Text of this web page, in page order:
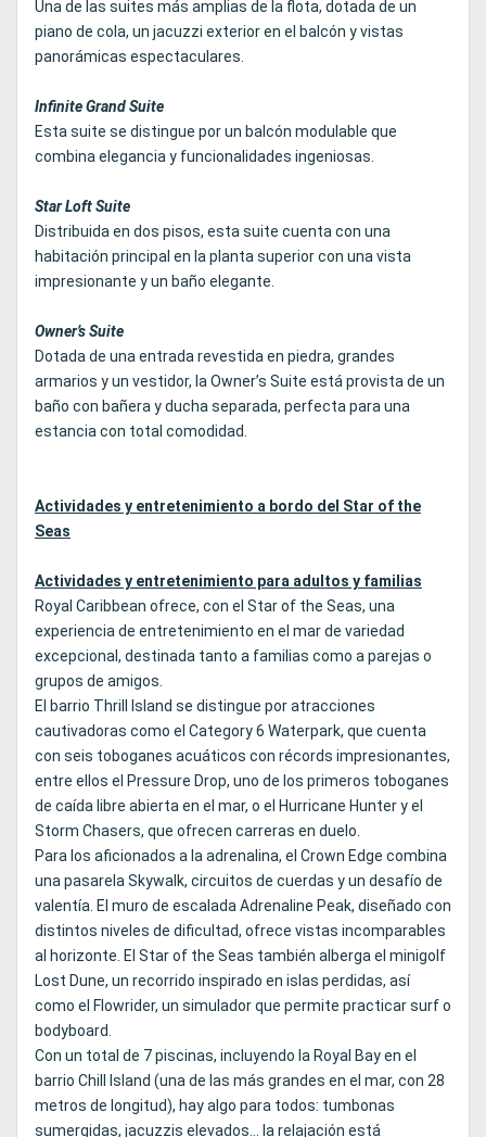
Una de las suites más amplias de la flota, dotada de un
piano de cola, un jacuzzi exterior en el balcón y vistas
panorámicas espectaculares.
Infinite Grand Suite
Esta suite se distingue por un balcón modulable que
combina elegancia y funcionalidades ingeniosas.
Star Loft Suite
Distribuida en dos pisos, esta suite cuenta con una
habitación principal en la planta superior con una vista
impresionante y un baño elegante.
Owner’s Suite
Dotada de una entrada revestida en piedra, grandes
armarios y un vestidor, la Owner’s Suite está provista de un
baño con bañera y ducha separada, perfecta para una
estancia con total comodidad.
Actividades y entretenimiento a bordo del Star of the
Seas
Actividades y entretenimiento para adultos y familias
Royal Caribbean ofrece, con el Star of the Seas, una
experiencia de entretenimiento en el mar de variedad
excepcional, destinada tanto a familias como a parejas o
grupos de amigos.
El barrio Thrill Island se distingue por atracciones
cautivadoras como el Category 6 Waterpark, que cuenta
con seis toboganes acuáticos con récords impresionantes,
entre ellos el Pressure Drop, uno de los primeros toboganes
de caída libre abierta en el mar, o el Hurricane Hunter y el
Storm Chasers, que ofrecen carreras en duelo.
Para los aficionados a la adrenalina, el Crown Edge combina
una pasarela Skywalk, circuitos de cuerdas y un desafío de
valentía. El muro de escalada Adrenaline Peak, diseñado con
distintos niveles de dificultad, ofrece vistas incomparables
al horizonte. El Star of the Seas también alberga el minigolf
Lost Dune, un recorrido inspirado en islas perdidas, así
como el Flowrider, un simulador que permite practicar surf o
bodyboard.
Con un total de 7 piscinas, incluyendo la Royal Bay en el
barrio Chill Island (una de las más grandes en el mar, con 28
metros de longitud), hay algo para todos: tumbonas
sumergidas, jacuzzis elevados... la relajación está